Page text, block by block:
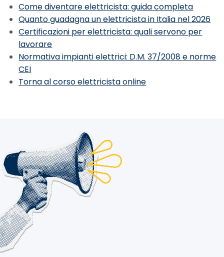
Come diventare elettricista: guida completa
Quanto guadagna un elettricista in Italia nel 2026
Certificazioni per elettricista: quali servono per
lavorare
Normativa impianti elettrici: D.M. 37/2008 e norme
CEI
Torna al corso elettricista online